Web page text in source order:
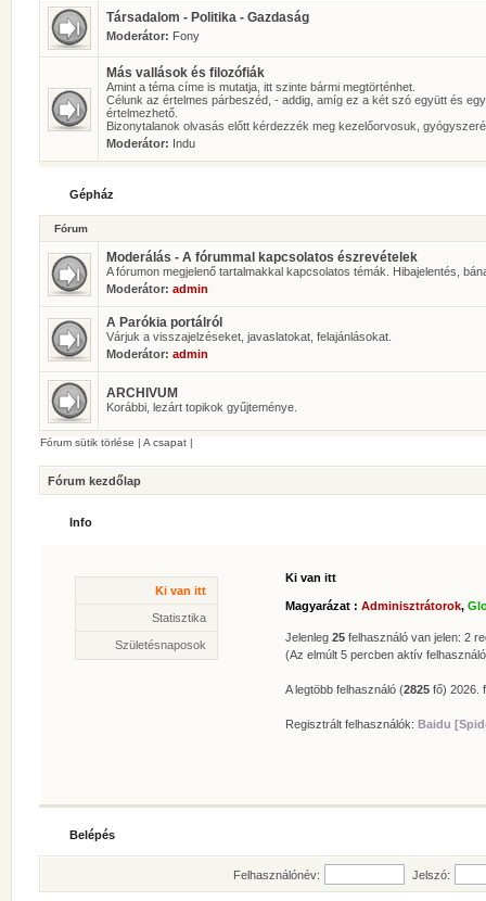
Társadalom - Politika - Gazdaság
Moderátor: Fony
Más vallások és filozófiák
Amint a téma címe is mutatja, itt szinte bármi megtörténhet.
Célunk az értelmes párbeszéd, - addig, amíg ez a két szó együtt és
értelmezhető.
Bizonytalanok olvasás előtt kérdezzék meg kezelőorvosuk,
Moderátor: Indu
Gépház
Fórum
Moderálás - A fórummal kapcsolatos észrevételek
A fórumon megjelenő tartalmakkal kapcsolatos témák. Hibajelentés,
Moderátor: admin
A Parókia portálról
Várjuk a visszajelzéseket, javaslatokat, felajánlásokat.
Moderátor: admin
ARCHIVUM
Korábbi, lezárt topikok gyűjteménye.
Fórum sütik törlése | A csapat |
Fórum kezdőlap
Info
Ki van itt
Ki van itt
Magyarázat : Adminisztrátorok,
Jelenleg 25 felhasználó van jelen: 2
(Az elmúlt 5 percben aktív
A legtöbb felhasználó (2825 fő) 2026.
Regisztrált felhasználók: Baidu
Statisztika
Statisztika
* Hozzászólások száma:
62629
* Témák száma:
* Felhasználók száma: 606
* Legújabb regisztrált tagunk:Zolee
Születésnaposok
Belépés
Felhasználónév: Jelszó: